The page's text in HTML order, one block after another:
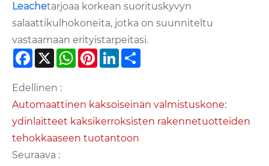
Leachetarjoaa korkean suorituskyvyn
salaattikulhokoneita, jotka on suunniteltu
vastaamaan erityistarpeitasi.
Facebook
X WhatsApp
PinterestLinkedIn
Edellinen :
Automaattinen kaksoiseinän valmistuskone:
ydinlaitteet kaksikerroksisten rakennetuotteiden
tehokkaaseen tuotantoon
Seuraava :